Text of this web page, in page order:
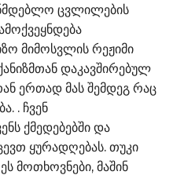
ცვლილების
მიმოსვლის რეჟიმი
დაკავშირებულ
ერთად მას შემდეგ რაც
. ჩვენ
ქმედებებში და
ყურადღებას. თუკი
მოთხოვნები, მაშინ